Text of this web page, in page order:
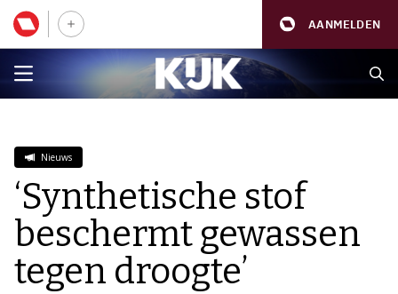
AANMELDEN
Nieuws
‘Synthetische stof
beschermt gewassen
tegen droogte’